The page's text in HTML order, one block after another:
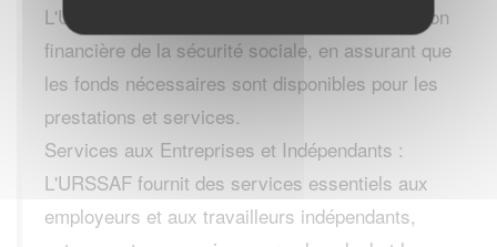
L'URSSAF joue un rôle important dans la gestion
financière de la sécurité sociale, en assurant que
les fonds nécessaires sont disponibles pour les
prestations et services.
Services aux Entreprises et Indépendants :
L'URSSAF fournit des services essentiels aux
employeurs et aux travailleurs indépendants,